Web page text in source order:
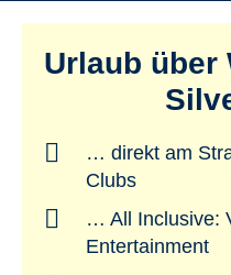
Urlaub über
… direkt am
Clubs
… All Inclusive:
Entertainment